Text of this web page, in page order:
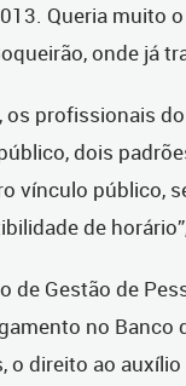
Queria muito
onde já
os profissionais
dois
vínculo público,
de
de Gestão de
no Banco
o direito ao